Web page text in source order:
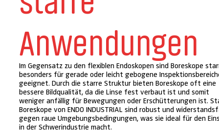
Anwendungen
Im Gegensatz zu den flexiblen Endoskopen sind Boreskope
besonders für gerade oder leicht gebogene
geeignet. Durch die starre Struktur bieten Boreskope oft eine
bessere Bildqualität, da die Linse fest verbaut ist und somit
weniger anfällig für Bewegungen oder Erschütterungen ist.
Boreskope von ENDO INDUSTRIAL sind robust und
gegen raue Umgebungsbedingungen, was sie ideal für den
in der Schwerindustrie macht.